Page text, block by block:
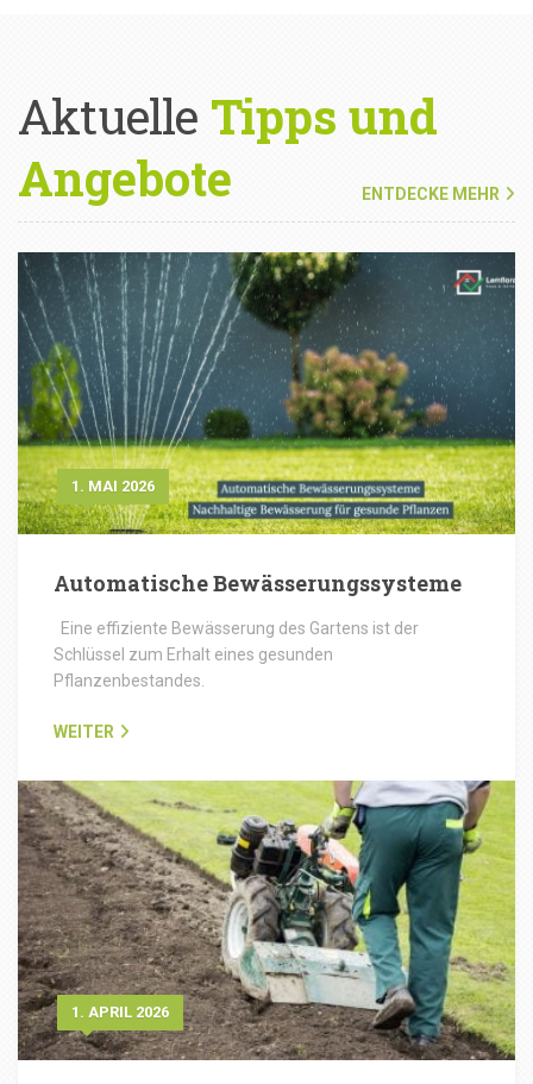
Aktuelle Tipps und
Angebote
ENTDECKE MEHR
1. MAI 2026
Automatische Bewässerungssysteme
Eine effiziente Bewässerung des Gartens ist der
Schlüssel zum Erhalt eines gesunden
Pflanzenbestandes.
WEITER
1. APRIL 2026